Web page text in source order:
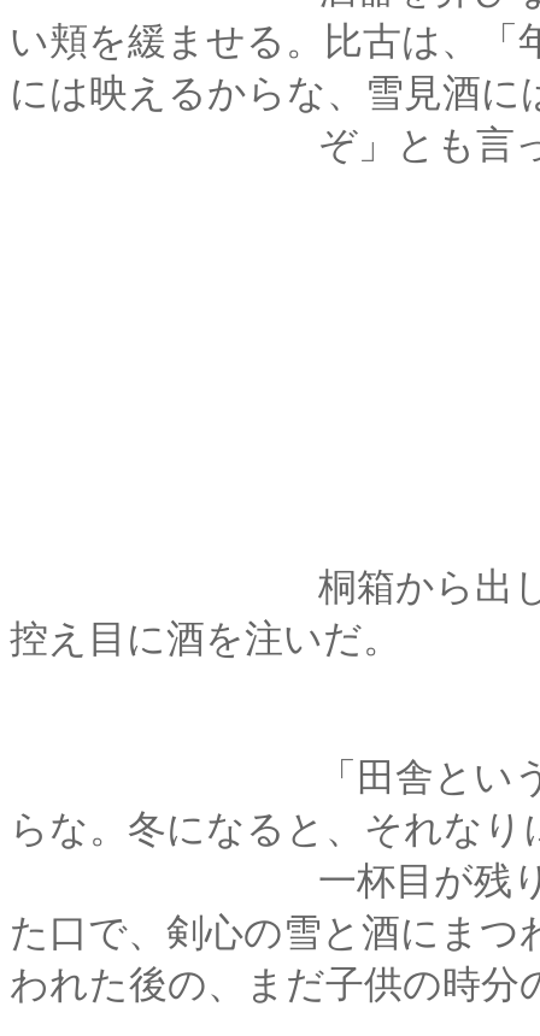
い頬を緩ませる。比古は、
には映えるからな、雪見酒に
ぞ」とも言って
桐箱から出した器に
控え目に酒を注いだ。
「田舎というか････
らな。冬になると、それな
一杯目が残り僅かに
た口で、剣心の雪と酒にま
われた後の、まだ子供の時分